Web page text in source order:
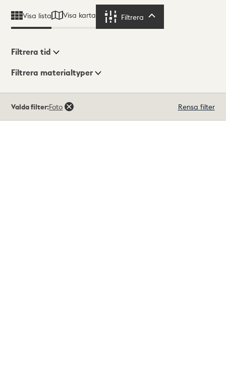
Visa lista Visa karta Filtrera
Visningsläge
Filtrera tid
Filtrera materialtyper
träffar
Valda filter:Foto Rensa filter